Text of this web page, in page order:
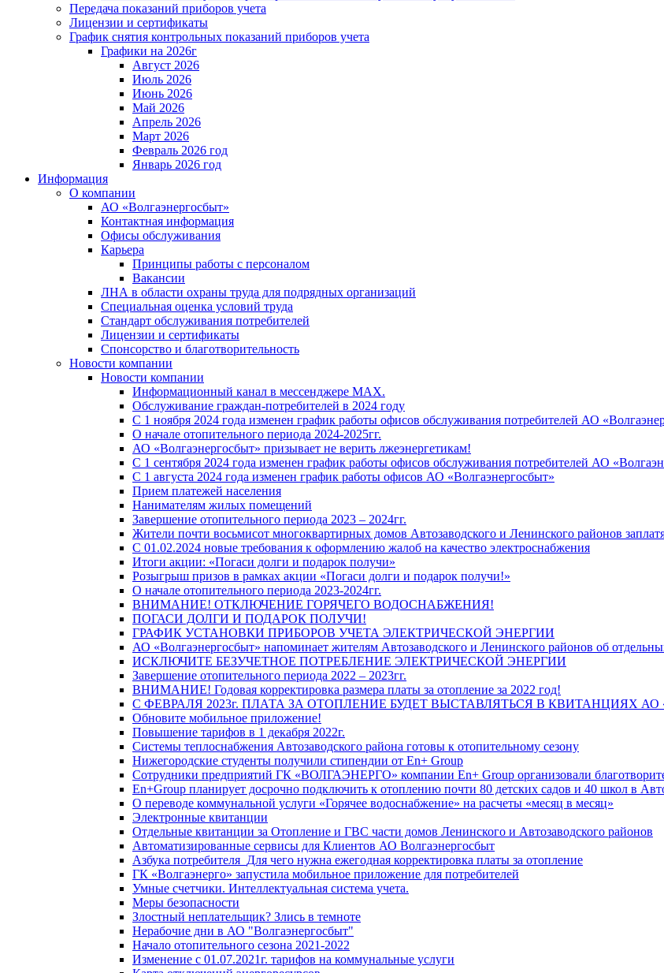
Передача показаний приборов учета
Лицензии и сертификаты
График снятия контрольных показаний приборов учета
Графики на 2026г
Август 2026
Июль 2026
Июнь 2026
Май 2026
Апрель 2026
Март 2026
Февраль 2026 год
Январь 2026 год
Информация
О компании
АО «Волгаэнергосбыт»
Контактная информация
Офисы обслуживания
Карьера
Принципы работы с персоналом
Вакансии
ЛНА в области охраны труда для подрядных организаций
Специальная оценка условий труда
Стандарт обслуживания потребителей
Лицензии и сертификаты
Спонсорство и благотворительность
Новости компании
Новости компании
Информационный канал в мессенджере MAX.
Обслуживание граждан-потребителей в 2024 году
С 1 ноября 2024 года изменен график работы офисов обслуживания потребителей АО
О начале отопительного периода 2024-2025гг.
АО «Волгаэнергосбыт» призывает не верить лжеэнергетикам!
С 1 сентября 2024 года изменен график работы офисов обслуживания потребителей АО
С 1 августа 2024 года изменен график работы офисов АО «Волгаэнергосбыт»
Прием платежей населения
Нанимателям жилых помещений
Завершение отопительного периода 2023 – 2024гг.
Жители почти восьмисот многоквартирных домов Автозаводского и Ленинского районов
С 01.02.2024 новые требования к оформлению жалоб на качество электроснабжения
Итоги акции: «Погаси долги и подарок получи»
Розыгрыш призов в рамках акции «Погаси долги и подарок получи!»
О начале отопительного периода 2023-2024гг.
ВНИМАНИЕ! ОТКЛЮЧЕНИЕ ГОРЯЧЕГО ВОДОСНАБЖЕНИЯ!
ПОГАСИ ДОЛГИ И ПОДАРОК ПОЛУЧИ!
ГРАФИК УСТАНОВКИ ПРИБОРОВ УЧЕТА ЭЛЕКТРИЧЕСКОЙ ЭНЕРГИИ
АО «Волгаэнергосбыт» напоминает жителям Автозаводского и Ленинского районов об
ИСКЛЮЧИТЕ БЕЗУЧЕТНОЕ ПОТРЕБЛЕНИЕ ЭЛЕКТРИЧЕСКОЙ ЭНЕРГИИ
Завершение отопительного периода 2022 – 2023гг.
ВНИМАНИЕ! Годовая корректировка размера платы за отопление за 2022 год!
С ФЕВРАЛЯ 2023г. ПЛАТА ЗА ОТОПЛЕНИЕ БУДЕТ ВЫСТАВЛЯТЬСЯ В КВИТАНЦИЯХ АО
Обновите мобильное приложение!
Повышение тарифов в 1 декабря 2022г.
Системы теплоснабжения Автозаводского района готовы к отопительному сезону
Нижегородские студенты получили стипендии от En+ Group
Сотрудники предприятий ГК «ВОЛГАЭНЕРГО» компании En+ Group организовали
En+Group планирует досрочно подключить к отоплению почти 80 детских садов и 40 школ в
О переводе коммунальной услуги «Горячее водоснабжение» на расчеты «месяц в месяц»
Электронные квитанции
Отдельные квитанции за Отопление и ГВС части домов Ленинского и Автозаводского районов
Автоматизированные сервисы для Клиентов АО Волгаэнергосбыт
Азбука потребителя_Для чего нужна ежегодная корректировка платы за отопление
ГК «Волгаэнерго» запустила мобильное приложение для потребителей
Умные счетчики. Интеллектуальная система учета.
Меры безопасности
Злостный неплательщик? Злись в темноте
Нерабочие дни в АО "Волгаэнергосбыт"
Начало отопительного сезона 2021-2022
Изменение с 01.07.2021г. тарифов на коммунальные услуги